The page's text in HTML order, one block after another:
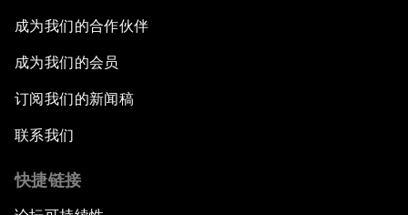
成为我们的合作伙伴
成为我们的会员
订阅我们的新闻稿
联系我们
快捷链接